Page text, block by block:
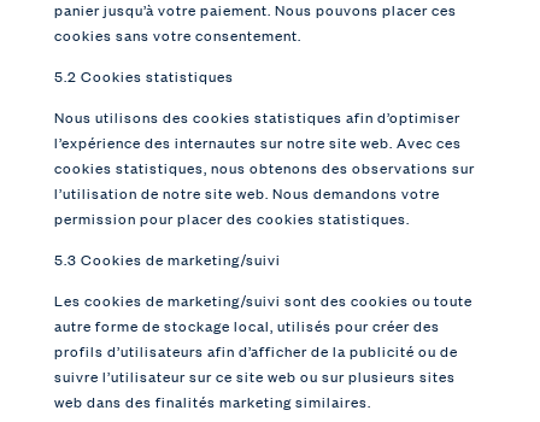
panier jusqu’à votre paiement. Nous pouvons placer ces
cookies sans votre consentement.
5.2 Cookies statistiques
Nous utilisons des cookies statistiques afin d’optimiser
l’expérience des internautes sur notre site web. Avec ces
cookies statistiques, nous obtenons des observations sur
l’utilisation de notre site web. Nous demandons votre
permission pour placer des cookies statistiques.
5.3 Cookies de marketing/suivi
Les cookies de marketing/suivi sont des cookies ou toute
autre forme de stockage local, utilisés pour créer des
profils d’utilisateurs afin d’afficher de la publicité ou de
suivre l’utilisateur sur ce site web ou sur plusieurs sites
web dans des finalités marketing similaires.